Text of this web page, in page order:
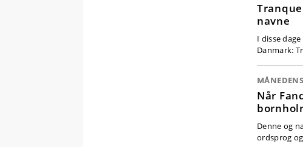
navne
I disse
Danmark:
Når
Denne og
ordsprog